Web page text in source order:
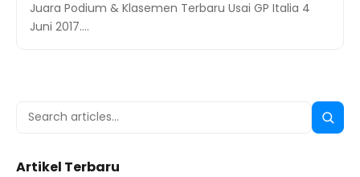
Juara Podium & Klasemen Terbaru Usai GP Italia 4
Juni 2017.…
Search
Search
Artikel Terbaru